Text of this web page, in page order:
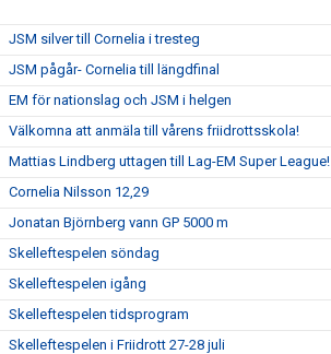
JSM silver till Cornelia i tresteg
JSM pågår- Cornelia till längdfinal
EM för nationslag och JSM i helgen
Välkomna att anmäla till vårens friidrottsskola!
Mattias Lindberg uttagen till Lag-EM Super League!
Cornelia Nilsson 12,29
Jonatan Björnberg vann GP 5000 m
Skelleftespelen söndag
Skelleftespelen igång
Skelleftespelen tidsprogram
Skelleftespelen i Friidrott 27-28 juli